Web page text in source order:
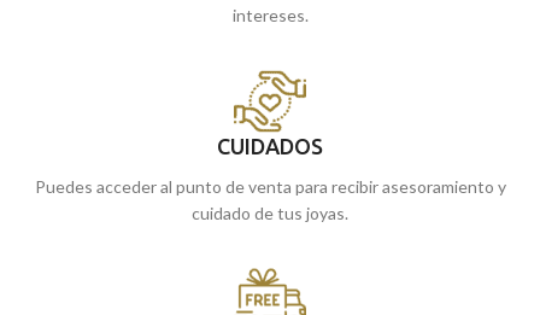
intereses.
CUIDADOS
Puedes acceder al punto de venta para recibir asesoramiento y
cuidado de tus joyas.